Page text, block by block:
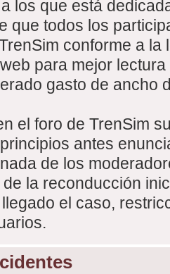
los que está
que todos los
conforme a
para mejor
gasto de ancho
el foro de TrenSim
antes
de los
la reconducción
el caso,